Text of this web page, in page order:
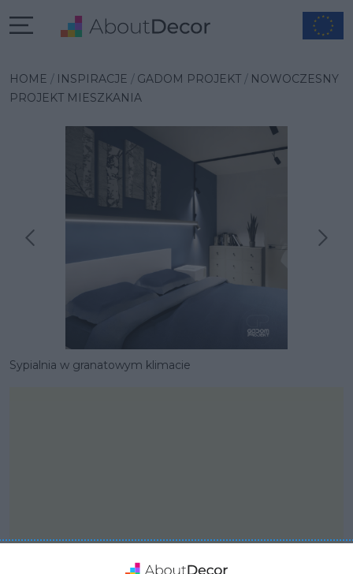
HOME INSPIRACJE GADOM PROJEKT
NOWOCZESNY
PROJEKT MIESZKANIA
Poprzednia inspiracja
Następna inspiracja
Sypialnia w granatowym klimacie